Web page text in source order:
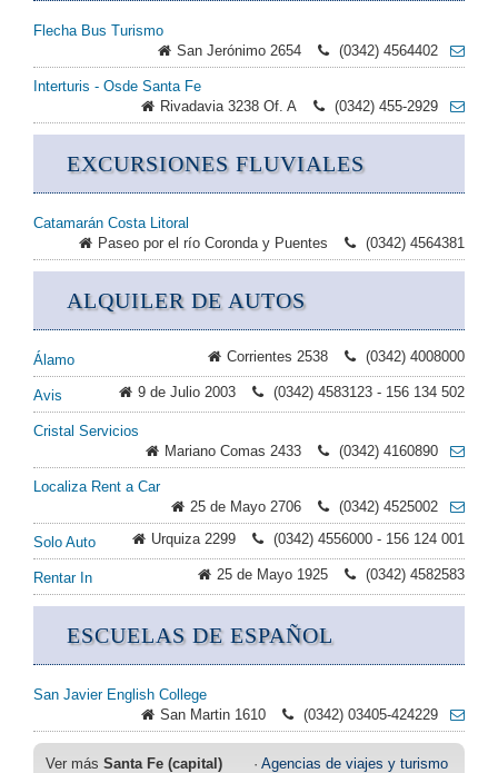
Flecha Bus Turismo
San Jerónimo 2654
(0342) 4564402
Interturis - Osde Santa Fe
Rivadavia 3238 Of. A
(0342) 455-2929
EXCURSIONES FLUVIALES
Catamarán Costa Litoral
Paseo por el río Coronda y Puentes
(0342) 4564381
ALQUILER DE AUTOS
Álamo Corrientes 2538 (0342) 4008000
Avis 9 de Julio 2003 (0342) 4583123 - 156 134 502
Cristal Servicios
Mariano Comas 2433
(0342) 4160890
Localiza Rent a Car
25 de Mayo 2706
(0342) 4525002
Solo Auto Urquiza 2299 (0342) 4556000 - 156 124 001
Rentar In 25 de Mayo 1925 (0342) 4582583
ESCUELAS DE ESPAÑOL
San Javier English College
San Martin 1610
(0342) 03405-424229
Ver más Santa Fe (capital) · Agencias de viajes y turismo